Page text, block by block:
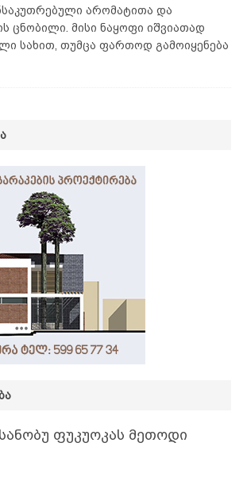
არომატითა და
ცნობილი. მისი ნაყოფი იშვიათად
სახით, თუმცა ფართოდ გამოიყენება
ფუკუოკას მეთოდი